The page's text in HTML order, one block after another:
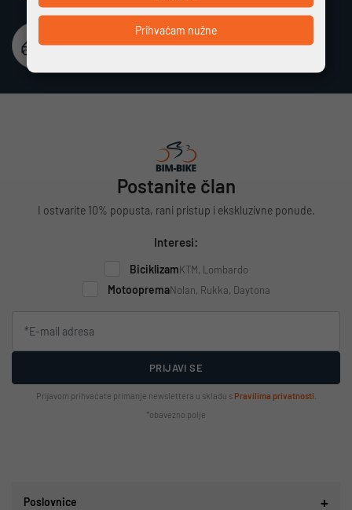
Postanite član
I ostvarite 10% popusta, rani pristup i ekskluzivne ponude.
Interesi:
BiciklizamKTM, Lombardo
MotoopremaNolan, Rukka, Daytona
PRIJAVI SE
Prijavom prihvaćate primanje newslettera u skladu s Pravilima privatnosti
*obavezno polje
Poslovnice
Prihvaćam nužne